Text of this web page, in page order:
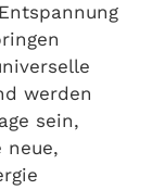
werden
sein,
neue,